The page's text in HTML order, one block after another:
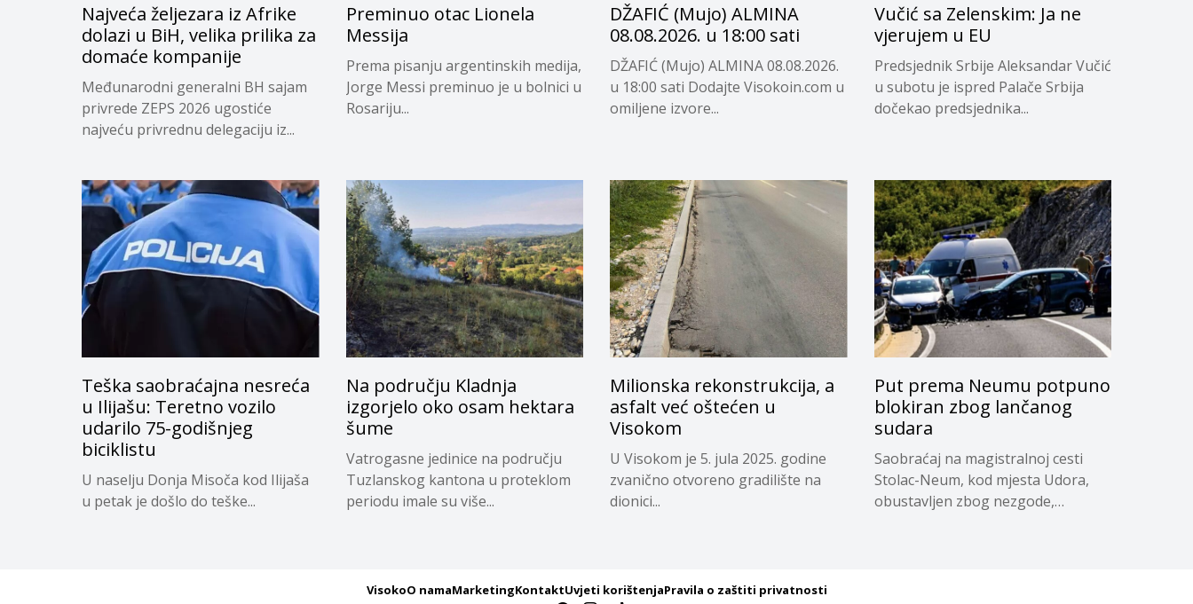
Najveća željezara iz Afrike
dolazi u BiH, velika prilika za
domaće kompanije
Međunarodni generalni BH sajam
privrede ZEPS 2026 ugostiće
najveću privrednu delegaciju iz...
Preminuo otac Lionela
Messija
Prema pisanju argentinskih medija,
Jorge Messi preminuo je u bolnici u
Rosariju...
DŽAFIĆ (Mujo) ALMINA
08.08.2026. u 18:00 sati
DŽAFIĆ (Mujo) ALMINA 08.08.2026.
u 18:00 sati Dodajte Visokoin.com u
omiljene izvore...
Vučić sa Zelenskim: Ja ne
vjerujem u EU
Predsjednik Srbije Aleksandar Vučić
u subotu je ispred Palače Srbija
dočekao predsjednika...
Teška saobraćajna nesreća
u Ilijašu: Teretno vozilo
udarilo 75-godišnjeg
biciklistu
U naselju Donja Misoča kod Ilijaša
u petak je došlo do teške...
Na području Kladnja
izgorjelo oko osam hektara
šume
Vatrogasne jedinice na području
Tuzlanskog kantona u proteklom
periodu imale su više...
Milionska rekonstrukcija, a
asfalt već oštećen u
Visokom
U Visokom je 5. jula 2025. godine
zvanično otvoreno gradilište na
dionici...
Put prema Neumu potpuno
blokiran zbog lančanog
sudara
Saobraćaj na magistralnoj cesti
Stolac-Neum, kod mjesta Udora,
obustavljen zbog nezgode,
VisokoO namaMarketingKontaktUvjeti korištenjaPravila o zaštiti privatnosti